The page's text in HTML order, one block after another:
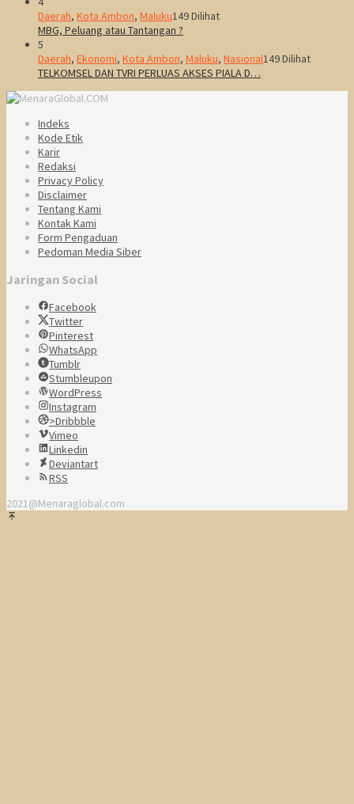
Daerah, Kota Ambon, Maluku149 Dilihat
MBG, Peluang atau Tantangan ?
5
Daerah, Ekonomi, Kota Ambon, Maluku, Nasional149 Dilihat
TELKOMSEL DAN TVRI PERLUAS AKSES PIALA D…
Indeks
Kode Etik
Karir
Redaksi
Privacy Policy
Disclaimer
Tentang Kami
Kontak Kami
Form Pengaduan
Pedoman Media Siber
Jaringan Social
Facebook
Twitter
Pinterest
WhatsApp
Tumblr
Stumbleupon
WordPress
Instagram
>Dribbble
Vimeo
Linkedin
Deviantart
RSS
2021@Menaraglobal.com